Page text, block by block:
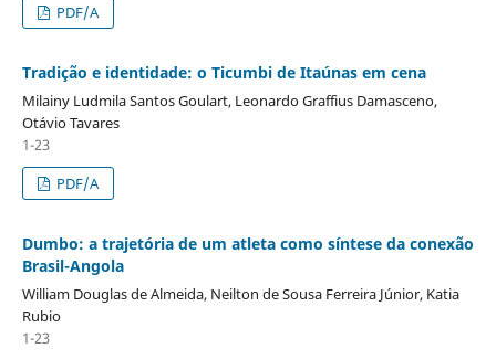
PDF/A
Tradição e identidade: o Ticumbi de Itaúnas em cena
Milainy Ludmila Santos Goulart, Leonardo Graffius Damasceno,
Otávio Tavares
1-23
PDF/A
Dumbo: a trajetória de um atleta como síntese da conexão
Brasil-Angola
William Douglas de Almeida, Neilton de Sousa Ferreira Júnior, Katia
Rubio
1-23